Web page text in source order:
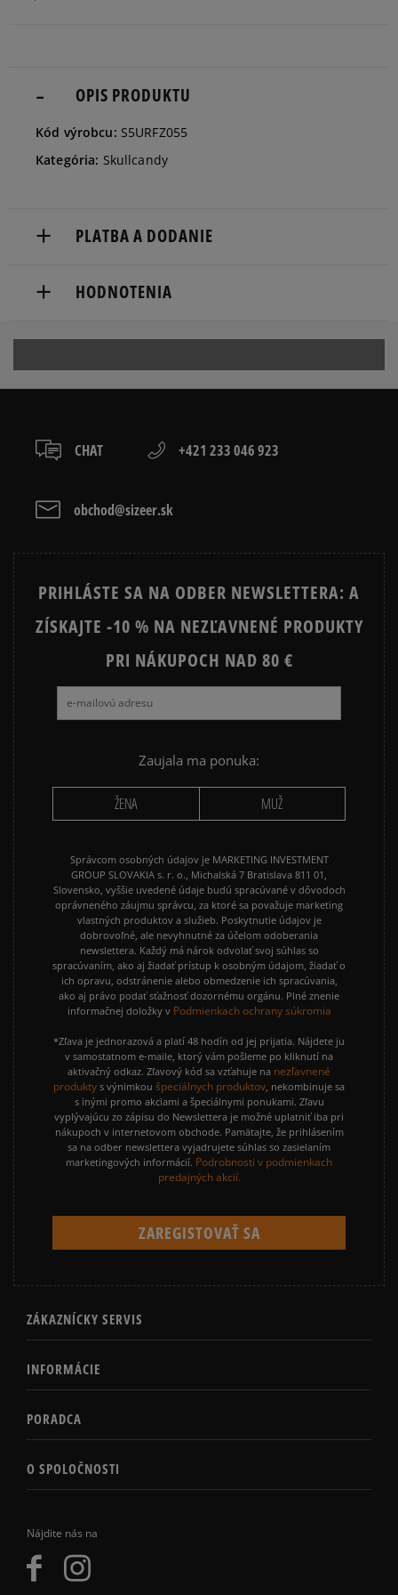
OPIS PRODUKTU
Kód výrobcu: S5URFZ055
Kategória: Skullcandy
PLATBA A DODANIE
Dostupné spôsoby doručenia:
kuriér,
packeta (zásielkovňa - kamenná pobočka, výdejné
osobné prevzatie v predajni.
Dostupné spôsoby platby:
kartou,
HODNOTENIA
CHAT +421 233 046 923
obchod@sizeer.sk
Nájdite nás na
PRIHLÁSTE SA NA ODBER NEWSLETTERA: A
ZÍSKAJTE -10 % NA NEZĽAVNENÉ PRODUKTY
PRI NÁKUPOCH NAD 80 €
Zaujala ma ponuka:
ŽENA MUŽ
Správcom osobných údajov je MARKETING INVESTMENT
GROUP SLOVAKIA s. r. o., Michalská 7 Bratislava 811 01,
Slovensko, vyššie uvedené údaje budú spracúvané v dôvodoch
oprávneného záujmu správcu, za ktoré sa považuje marketing
vlastných produktov a služieb. Poskytnutie údajov je
dobrovoľné, ale nevyhnutné za účelom odoberania
newslettera. Každý má nárok odvolať svoj súhlas so
spracúvaním, ako aj žiadať prístup k osobným údajom, žiadať o
ich opravu, odstránenie alebo obmedzenie ich spracúvania,
ako aj právo podať sťažnosť dozornému orgánu. Plné znenie
informačnej doložky v Podmienkach ochrany súkromia
*Zľava je jednorazová a platí 48 hodín od jej prijatia. Nájdete ju
v samostatnom e-maile, ktorý vám pošleme po kliknutí na
aktivačný odkaz. Zľavový kód sa vzťahuje na nezľavnené
produkty s výnimkou špeciálnych produktov, nekombinuje sa
s inými promo akciami a špeciálnymi ponukami. Zľavu
vyplývajúcu zo zápisu do Newslettera je možné uplatniť iba pri
nákupoch v internetovom obchode. Pamätajte, že prihlásením
sa na odber newslettera vyjadrujete súhlas so zasielaním
marketingových informácií. Podrobnosti v podmienkach
predajných akcií.
ZÁKAZNÍCKY SERVIS
INFORMÁCIE
PORADCA
O SPOLOČNOSTI